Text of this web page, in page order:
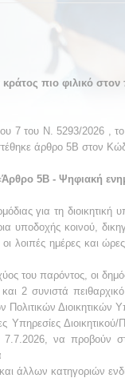
κράτος πιο φιλικό
7 του Ν. 5293/
άρθρο 5Β στον
Άρθρο 5Β - Ψηφιακή
για τη
υποδοχής κοινού,
λοιπές ημέρες και
του παρόντος, οι
2 συνιστά
Πολιτικών
Υπηρεσίες
να προβούν
άλλων κατηγοριών